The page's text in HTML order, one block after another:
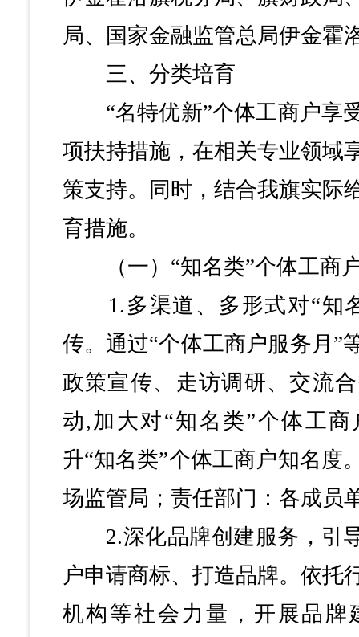
局、国家金融监管总局伊金霍
三、分类培育
“名特优新”个体工商户享
项扶持措施，在相关专业领域
策支持。同时，结合我旗实际
育措施。
（一）“知名类”个体工商
1.多渠道、多形式对“知
传。通过“个体工商户服务月”
政策宣传、走访调研、交流
动,加大对“知名类”个体工
升“知名类”个体工商户知名度
场监管局；责任部门：各成员
2.深化品牌创建服务，引导
户申请商标、打造品牌。依托
机构等社会力量，开展品牌